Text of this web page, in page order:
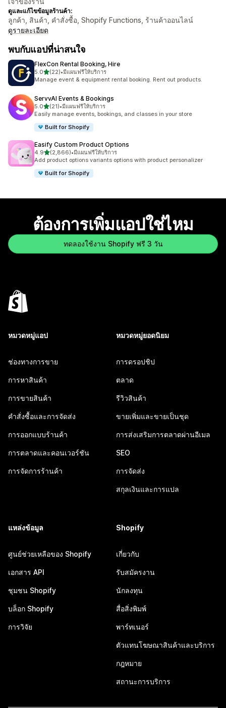
ดูและแก้ไขข้อมูลร้านค้า:
ลูกค้า, สินค้า, คำสั่งซื้อ, Shopify Functions, ร้านค้าออนไลน์
ดูรายละเอียด
พบกับแอปที่น่าสนใจ
FlexCon Rental Booking, Hire
5.0เต็ม 5 ดาว
(22)
ทั้งหมด 22 รีวิว
•มีแผนฟรีให้บริการ
Manage event & equipment rental booking. Rent out products.
ServvAI Events & Bookings
5.0เต็ม 5 ดาว
(21)
ทั้งหมด 21 รีวิว
•มีแผนฟรีให้บริการ
Easily manage events, bookings, and classes in your store
Built for Shopify
Easify Custom Product Options
4.9เต็ม 5 ดาว
(2,866)
ทั้งหมด 2866 รีวิว
•มีแผนฟรีให้บริการ
Add product options variants options with product personalizer
Built for Shopify
ต้องการเพิ่มแอปใช่ไหม
ทดลองใช้งาน Shopify ฟรี 3 วัน
หมวดหมู่แอป
ช่องทางการขาย
การหาสินค้า
การขายสินค้า
คำสั่งซื้อและการจัดส่ง
การออกแบบร้านค้า
การตลาดและคอนเวอร์ชัน
การจัดการร้านค้า
หมวดหมู่ยอดนิยม
การดรอปชิป
ตลาด
รีวิวสินค้า
ขายเพิ่มและขายเป็นชุด
การส่งเสริมการตลาดผ่านอีเมล
SEO
การจัดส่ง
สกุลเงินและการแปล
แหล่งข้อมูล
ศูนย์ช่วยเหลือของ Shopify
เอกสาร API
ชุมชน Shopify
บล็อก Shopify
การวิจัย
Shopify
เกี่ยวกับ
รับสมัครงาน
นักลงทุน
สื่อสิ่งพิมพ์
พาร์ทเนอร์
ตัวแทนโฆษณาสินค้าและบริการ
กฎหมาย
สถานะการบริการ